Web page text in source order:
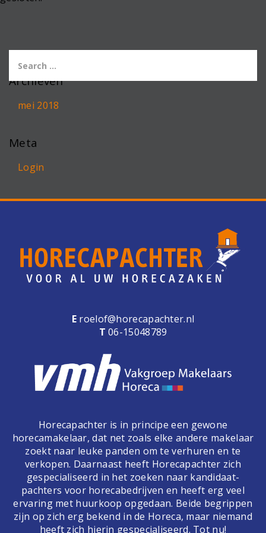
Archieven
mei 2018
Meta
Login
E roelof@horecapachter.nl
T 06-15048789
Horecapachter is in principe een gewone
horecamakelaar, dat net zoals elke andere makelaar
zoekt naar leuke panden om te verhuren en te
verkopen. Daarnaast heeft Horecapachter zich
gespecialiseerd in het zoeken naar kandidaat-
pachters voor horecabedrijven en heeft erg veel
ervaring met huurkoop opgedaan. Beide begrippen
zijn op zich erg bekend in de Horeca, maar niemand
heeft zich hierin gespecialiseerd. Tot nu!